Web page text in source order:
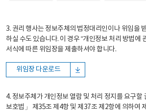
3. 권리 행사는 정보주체의 법정대리인이나 위임을
하실 수도 있습니다. 이 경우 “개인정보 처리 방법에
서식에 따른 위임장을 제출하셔야 합니다.
위임장 다운로드
4. 정보주체가 개인정보 열람 및 처리 정지를 요구할
보호법」 제35조 제4항 및 제37조 제2항에 의하여